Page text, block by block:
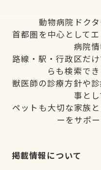
動物病院ドクタ
首都圏を中心として
病院情
路線・駅・行政区だ
らも検索で
獣医師の診療方針や
事とし
ペットも大切な家族
ーをサポー
掲載情報について